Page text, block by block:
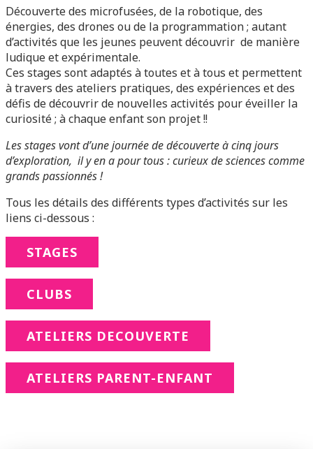
Découverte des microfusées, de la robotique, des
énergies, des drones ou de la programmation ; autant
d’activités que les jeunes peuvent découvrir de manière
ludique et expérimentale.
Ces stages sont adaptés à toutes et à tous et permettent
à travers des ateliers pratiques, des expériences et des
défis de découvrir de nouvelles activités pour éveiller la
curiosité ; à chaque enfant son projet !!
Les stages vont d’une journée de découverte à cinq jours
d’exploration, il y en a pour tous : curieux de sciences comme
grands passionnés !
Tous les détails des différents types d’activités sur les
liens ci-dessous :
STAGES
CLUBS
ATELIERS DECOUVERTE
ATELIERS PARENT-ENFANT